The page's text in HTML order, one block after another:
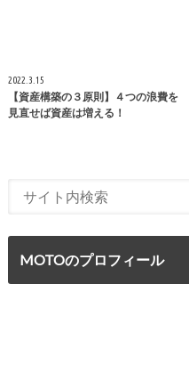
2022.3.15
【資産構築の３原則】４つの浪費を
見直せば資産は増える！
MOTOのプロフィール